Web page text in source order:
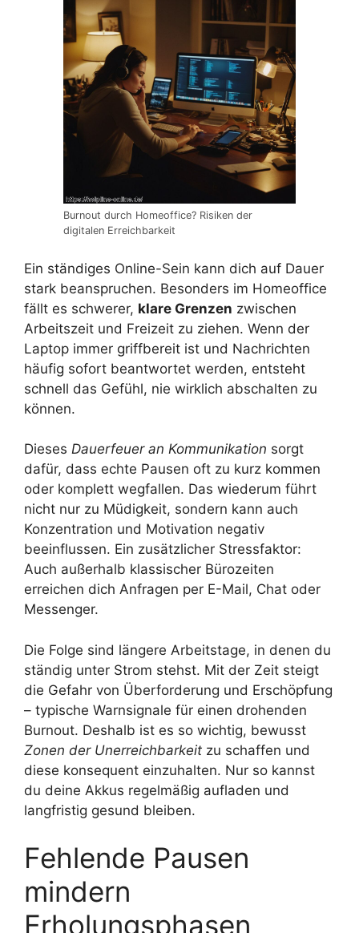
Burnout durch Homeoffice? Risiken der
digitalen Erreichbarkeit
Ein ständiges Online-Sein kann dich auf Dauer
stark beanspruchen. Besonders im Homeoffice
fällt es schwerer, klare Grenzen zwischen
Arbeitszeit und Freizeit zu ziehen. Wenn der
Laptop immer griffbereit ist und Nachrichten
häufig sofort beantwortet werden, entsteht
schnell das Gefühl, nie wirklich abschalten zu
können.
Dieses Dauerfeuer an Kommunikation sorgt
dafür, dass echte Pausen oft zu kurz kommen
oder komplett wegfallen. Das wiederum führt
nicht nur zu Müdigkeit, sondern kann auch
Konzentration und Motivation negativ
beeinflussen. Ein zusätzlicher Stressfaktor:
Auch außerhalb klassischer Bürozeiten
erreichen dich Anfragen per E-Mail, Chat oder
Messenger.
Die Folge sind längere Arbeitstage, in denen du
ständig unter Strom stehst. Mit der Zeit steigt
die Gefahr von Überforderung und Erschöpfung
– typische Warnsignale für einen drohenden
Burnout. Deshalb ist es so wichtig, bewusst
Zonen der Unerreichbarkeit zu schaffen und
diese konsequent einzuhalten. Nur so kannst
du deine Akkus regelmäßig aufladen und
langfristig gesund bleiben.
Fehlende Pausen
mindern
Erholungsphasen